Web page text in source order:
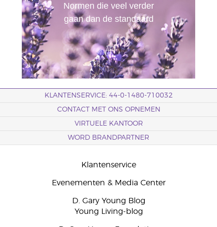
Normen die veel verder
gaan dan de standaard
KLANTENSERVICE: 44-0-1480-710032
CONTACT MET ONS OPNEMEN
VIRTUELE KANTOOR
WORD BRANDPARTNER
Klantenservice
Evenementen & Media Center
D. Gary Young Blog
Young Living-blog